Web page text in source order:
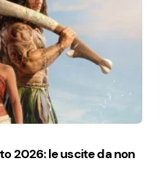
2026: le uscite da non